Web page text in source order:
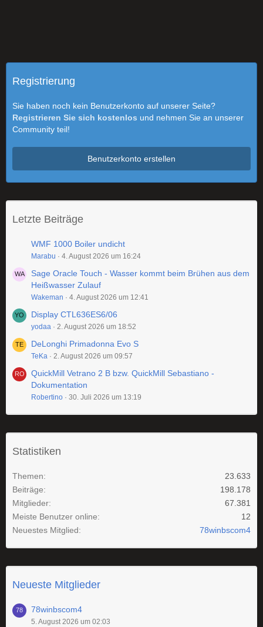
Registrierung
Sie haben noch kein Benutzerkonto auf unserer Seite?
Registrieren Sie sich kostenlos und nehmen Sie an unserer
Community teil!
Benutzerkonto erstellen
Letzte Beiträge
WMF 1000 Boiler undicht
Marabu 4. August 2026 um 16:24
Sage Oracle Touch - Wasser kommt beim Brühen aus dem
Heißwasser Zulauf
Wakeman 4. August 2026 um 12:41
Display CTL636ES6/06
yodaa 2. August 2026 um 18:52
DeLonghi Primadonna Evo S
TeKa 2. August 2026 um 09:57
QuickMill Vetrano 2 B bzw. QuickMill Sebastiano -
Dokumentation
Robertino 30. Juli 2026 um 13:19
Statistiken
Themen
23.633
Beiträge
198.178
Mitglieder
67.381
Meiste Benutzer online
12
Neuestes Mitglied
78winbscom4
Neueste Mitglieder
78winbscom4
5. August 2026 um 02:03